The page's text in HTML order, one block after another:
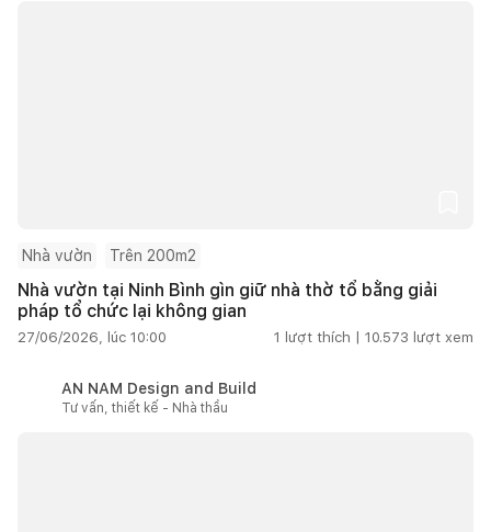
Nhà vườn Trên 200m2
Nhà vườn tại Ninh Bình gìn giữ nhà thờ tổ bằng giải
pháp tổ chức lại không gian
27/06/2026, lúc 10:00 1 lượt thích | 10.573 lượt xem
AN NAM Design and Build
Tư vấn, thiết kế - Nhà thầu